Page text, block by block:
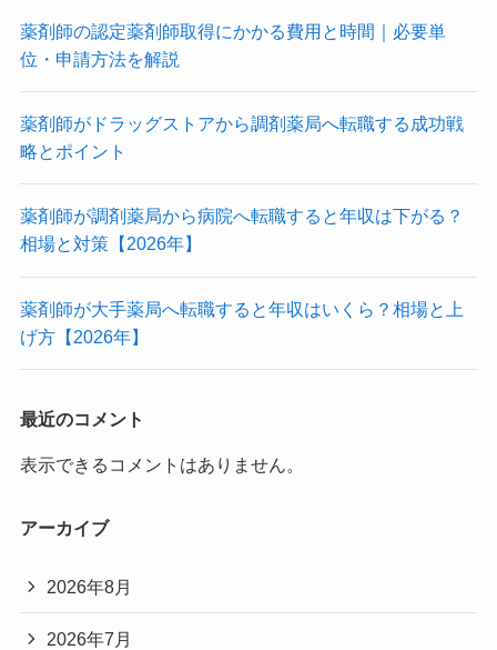
薬剤師の認定薬剤師取得にかかる費用と時間｜必要単
位・申請方法を解説
薬剤師がドラッグストアから調剤薬局へ転職する成功戦
略とポイント
薬剤師が調剤薬局から病院へ転職すると年収は下がる？
相場と対策【2026年】
薬剤師が大手薬局へ転職すると年収はいくら？相場と上
げ方【2026年】
最近のコメント
表示できるコメントはありません。
アーカイブ
2026年8月
2026年7月